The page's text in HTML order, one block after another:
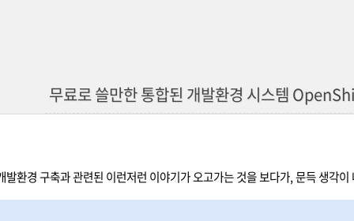
무료로 쓸만한 통합된 개발환경 시스템
발환경 구축과 관련된 이런저런 이야기가 오고가는 것을 보다가, 문득 생각